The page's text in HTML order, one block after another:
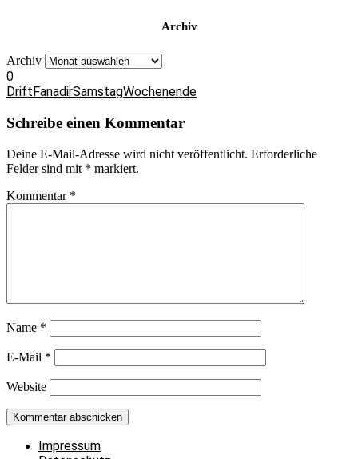
Archiv
Archiv
0
DriftFanadirSamstagWochenende
Schreibe einen Kommentar
Deine E-Mail-Adresse wird nicht veröffentlicht. Erforderliche
Felder sind mit * markiert.
Kommentar *
Name *
E-Mail *
Website
Impressum